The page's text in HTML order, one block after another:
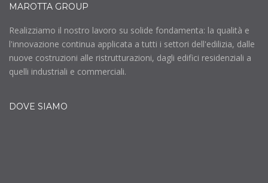
MAROTTA GROUP
Realizziamo il nostro lavoro su solide fondamenta: la qualità e
l'innovazione continua applicata a tutti i settori dell'edilizia, dalle
nuove costruzioni alle ristrutturazioni, dagli edifici residenziali a
quelli industriali e commerciali.
DOVE SIAMO